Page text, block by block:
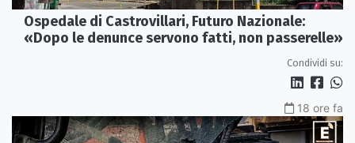
Ospedale di Castrovillari, Futuro Nazionale:
«Dopo le denunce servono fatti, non passerelle»
Condividi su:
18 ore fa